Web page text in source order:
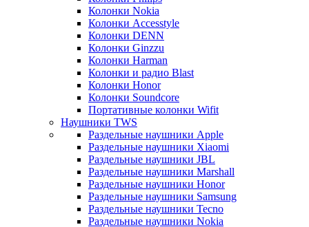
Колонки Nokia
Колонки Accesstyle
Колонки DENN
Колонки Ginzzu
Колонки Harman
Колонки и радио Blast
Колонки Honor
Колонки Soundcore
Портативные колонки Wifit
Наушники TWS
Раздельные наушники Apple
Раздельные наушники Xiaomi
Раздельные наушники JBL
Раздельные наушники Marshall
Раздельные наушники Honor
Раздельные наушники Samsung
Раздельные наушники Tecno
Раздельные наушники Nokia